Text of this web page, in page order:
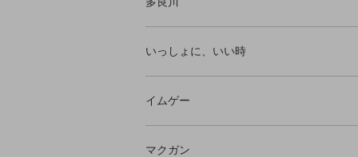
いっしょに、いい時
イムゲー
マクガン